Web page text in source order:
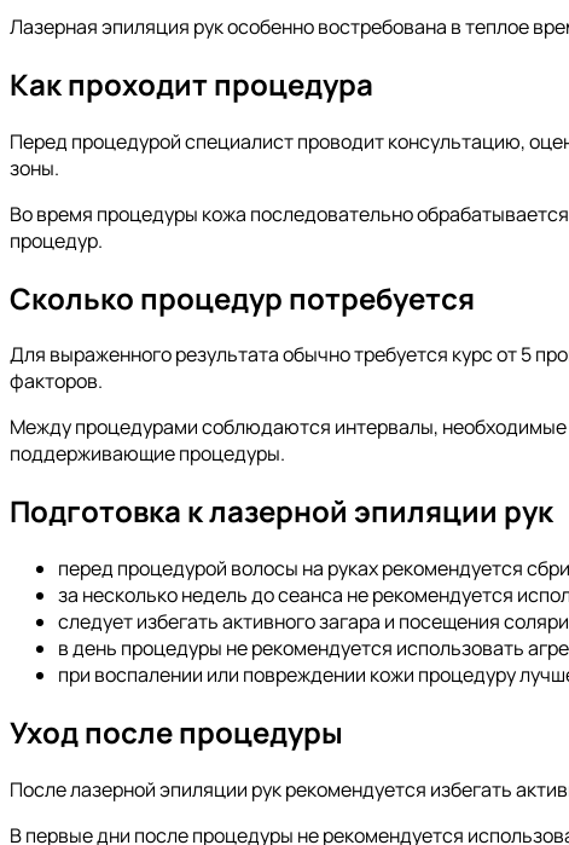
Лазерная эпиляция рук особенно востребована в теплое
Как проходит процедура
Перед процедурой специалист проводит консультацию,
зоны.
Во время процедуры кожа последовательно
процедур.
Сколько процедур потребуется
Для выраженного результата обычно требуется курс от 5
факторов.
Между процедурами соблюдаются интервалы, необходимые
поддерживающие процедуры.
Подготовка к лазерной эпиляции рук
перед процедурой волосы на руках рекомендуется
за несколько недель до сеанса не рекомендуется
следует избегать активного загара и посещения
в день процедуры не рекомендуется использовать
при воспалении или повреждении кожи процедуру
Уход после процедуры
После лазерной эпиляции рук рекомендуется избегать
В первые дни после процедуры не рекомендуется